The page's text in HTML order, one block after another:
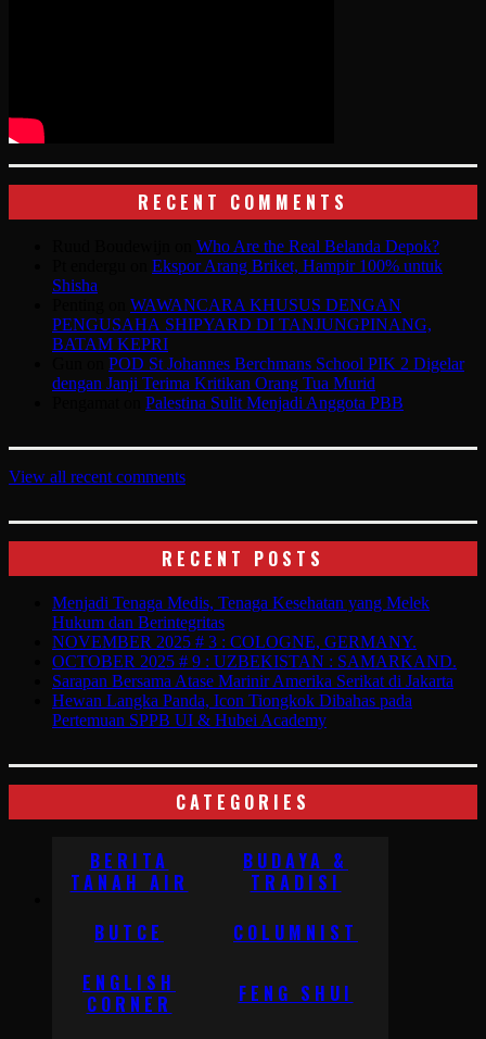
RECENT COMMENTS
Who Are the Real Belanda Depok?
Ekspor Arang Briket, Hampir 100% untuk
Shisha
WAWANCARA KHUSUS DENGAN
PENGUSAHA SHIPYARD DI TANJUNGPINANG,
BATAM KEPRI
POD St Johannes Berchmans School PIK 2 Digelar
dengan Janji Terima Kritikan Orang Tua Murid
Palestina Sulit Menjadi Anggota PBB
View all recent comments
RECENT POSTS
Menjadi Tenaga Medis, Tenaga Kesehatan yang Melek
Hukum dan Berintegritas
NOVEMBER 2025 # 3 : COLOGNE, GERMANY.
OCTOBER 2025 # 9 : UZBEKISTAN : SAMARKAND.
Sarapan Bersama Atase Marinir Amerika Serikat di Jakarta
Hewan Langka Panda, Icon Tiongkok Dibahas pada
Pertemuan SPPB UI & Hubei Academy
CATEGORIES
BERITA
TANAH AIR
BUDAYA &
TRADISI
BUTCE
COLUMNIST
ENGLISH
CORNER
FENG SHUI